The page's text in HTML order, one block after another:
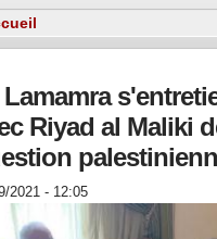
Lamamra
Riyad al Maliki
2021 - 12:05